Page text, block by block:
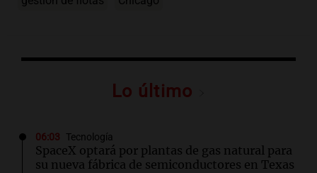
Lo último
06:03 Tecnología
SpaceX optará por plantas de gas natural para
su nueva fábrica de semiconductores en Texas